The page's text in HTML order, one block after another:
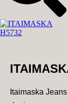
Itaimaska